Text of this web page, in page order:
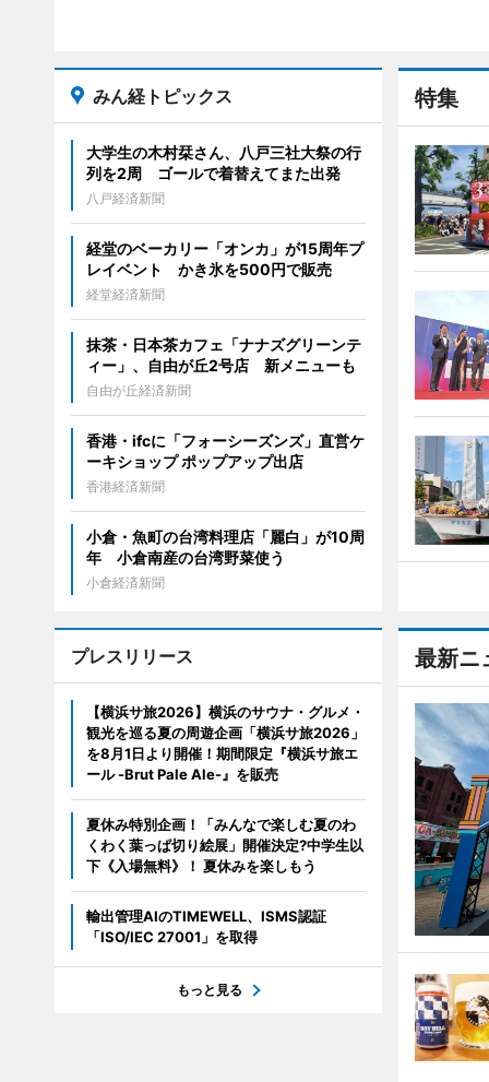
特集
最新ニ
みん経トピックス
大学生の木村栞さん、八戸三社大祭の行
列を2周 ゴールで着替えてまた出発
八戸経済新聞
経堂のベーカリー「オンカ」が15周年プ
レイベント かき氷を500円で販売
経堂経済新聞
抹茶・日本茶カフェ「ナナズグリーンテ
ィー」、自由が丘2号店 新メニューも
自由が丘経済新聞
香港・ifcに「フォーシーズンズ」直営ケ
ーキショップ ポップアップ出店
香港経済新聞
小倉・魚町の台湾料理店「麗白」が10周
年 小倉南産の台湾野菜使う
小倉経済新聞
プレスリリース
【横浜サ旅2026】横浜のサウナ・グルメ・
観光を巡る夏の周遊企画「横浜サ旅2026」
を8月1日より開催！期間限定『横浜サ旅エ
ール -Brut Pale Ale-』を販売
夏休み特別企画！「みんなで楽しむ夏のわ
くわく葉っぱ切り絵展」開催決定?中学生以
下《入場無料》！ 夏休みを楽しもう
輸出管理AIのTIMEWELL、ISMS認証
「ISO/IEC 27001」を取得
もっと見る